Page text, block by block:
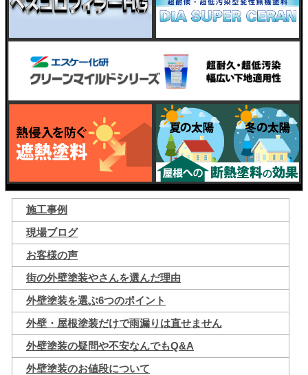
施工事例
現場ブログ
お客様の声
街の外壁塗装やさんを選んだ理由
外壁塗装を選ぶ6つのポイント
外壁・屋根塗装だけで雨漏りは直せません
外壁塗装の疑問や不安なんでもQ&A
外壁塗装のお値段について